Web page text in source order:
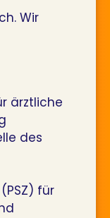
Wir
ärztliche
des
für